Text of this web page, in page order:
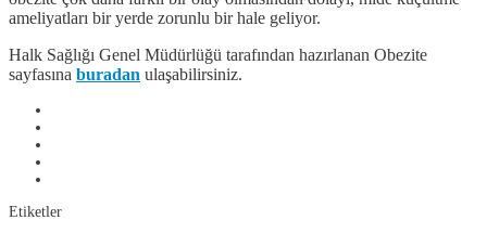
ameliyatları bir yerde zorunlu bir hale geliyor.
Halk Sağlığı Genel Müdürlüğü tarafından hazırlanan Obezite
sayfasına buradan ulaşabilirsiniz.
Etiketler